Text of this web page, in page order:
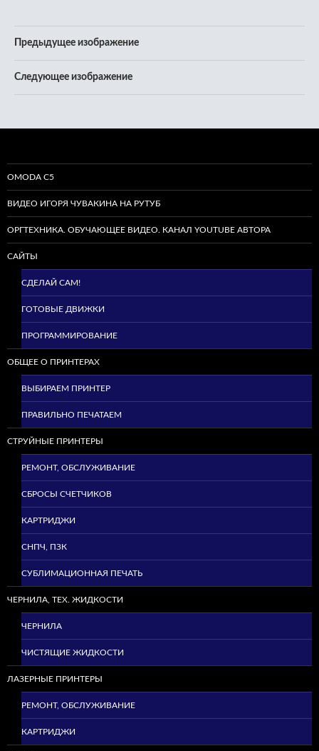
Предыдущее изображение
Следующее изображение
OMODA C5
ВИДЕО ИГОРЯ ЧУВАКИНА НА РУТУБ
ОРГТЕХНИКА. ОБУЧАЮЩЕЕ ВИДЕО. КАНАЛ YOUTUBE АВТОРА
САЙТЫ
СДЕЛАЙ САМ!
ГОТОВЫЕ ДВИЖКИ
ПРОГРАММИРОВАНИЕ
ОБЩЕЕ О ПРИНТЕРАХ
ВЫБИРАЕМ ПРИНТЕР
ПРАВИЛЬНО ПЕЧАТАЕМ
СТРУЙНЫЕ ПРИНТЕРЫ
РЕМОНТ, ОБСЛУЖИВАНИЕ
СБРОСЫ СЧЕТЧИКОВ
КАРТРИДЖИ
СНПЧ, ПЗК
СУБЛИМАЦИОННАЯ ПЕЧАТЬ
ЧЕРНИЛА, ТЕХ. ЖИДКОСТИ
ЧЕРНИЛА
ЧИСТЯЩИЕ ЖИДКОСТИ
ЛАЗЕРНЫЕ ПРИНТЕРЫ
РЕМОНТ, ОБСЛУЖИВАНИЕ
КАРТРИДЖИ